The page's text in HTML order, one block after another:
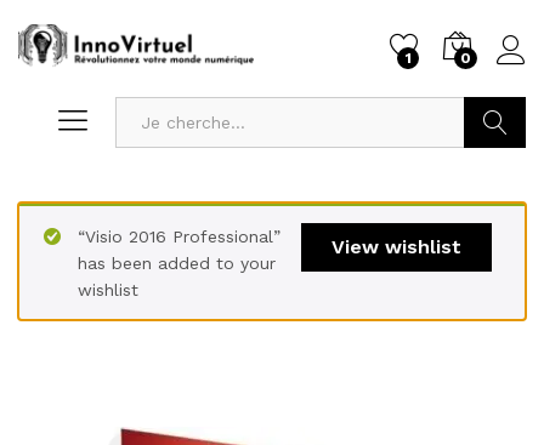
1 0
View wishlist
“Visio 2016 Professional”
has been added to your
wishlist